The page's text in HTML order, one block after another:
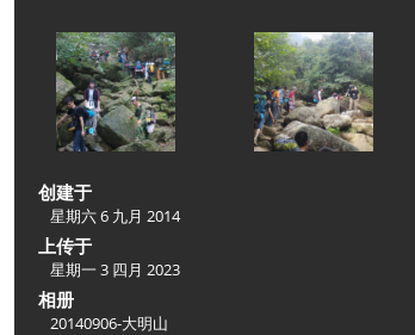
创建于
星期六 6 九月 2014
上传于
星期一 3 四月 2023
相册
20140906-大明山